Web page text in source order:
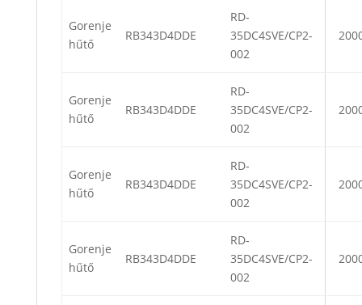
Gorenje
hűtő
RB343D4DDE
RD-
35DC4SVE/CP2-
002
Gorenje
hűtő
RB343D4DDE
RD-
35DC4SVE/CP2-
002
Gorenje
hűtő
RB343D4DDE
RD-
35DC4SVE/CP2-
002
Gorenje
hűtő
RB343D4DDE
RD-
35DC4SVE/CP2-
002